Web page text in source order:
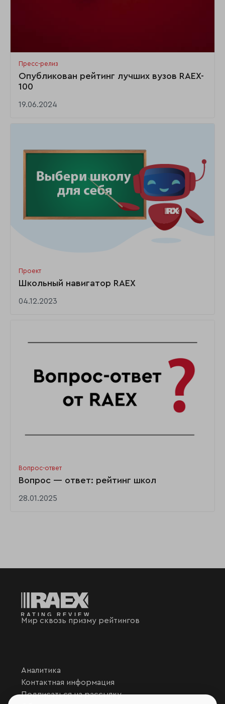
Пресс-релиз
Опубликован рейтинг лучших вузов RAEX-
100
19.06.2024
Проект
Школьный навигатор RAEX
04.12.2023
Вопрос-ответ
Вопрос — ответ: рейтинг школ
28.01.2025
Мир сквозь призму рейтингов
Аналитика
Контактная информация
Подписаться на рассылку